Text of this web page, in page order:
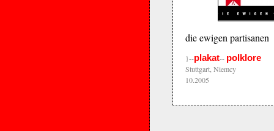
die ewigen partisanen
}--plakat-- polklore
Stuttgart, Niemcy
10.2005